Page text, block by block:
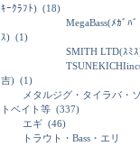
ｷｰｸﾗﾌﾄ) (18)
MegaBass(ﾒｶﾞﾊﾞ
ｽ) (1)
SMITH LTD(ｽﾐ
吉) (1)
メタルジグ・タイラバ・
トベイト等 (337)
エギ (46)
トラウト・Bass・エリ